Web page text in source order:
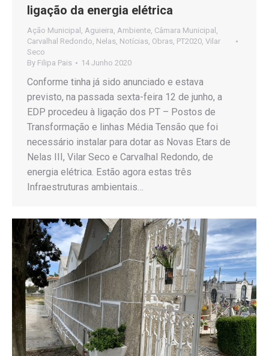
ligação da energia elétrica
Ação Municipal Aguieira Ambiente Câmara Municipal
Carvalhal Redondo Nelas Notícias Obras PT2020 Vilar
Seco
By Filipa Pais 14 Junho 2020
Conforme tinha já sido anunciado e estava
previsto, na passada sexta-feira 12 de junho, a
EDP procedeu à ligação dos PT – Postos de
Transformação e linhas Média Tensão que foi
necessário instalar para dotar as Novas Etars de
Nelas III, Vilar Seco e Carvalhal Redondo, de
energia elétrica. Estão agora estas três
Infraestruturas ambientais…